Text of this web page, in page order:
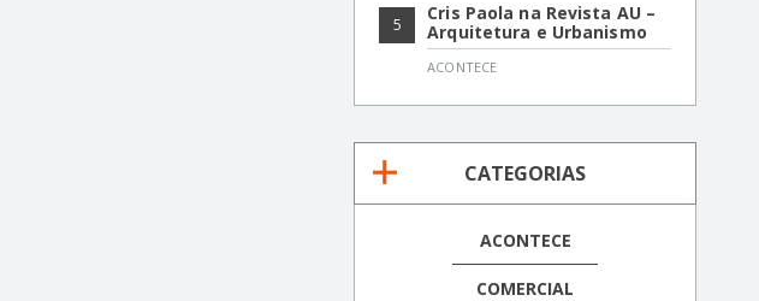
5
Cris Paola na Revista AU –
Arquitetura e Urbanismo
ACONTECE
CATEGORIAS
ACONTECE
COMERCIAL